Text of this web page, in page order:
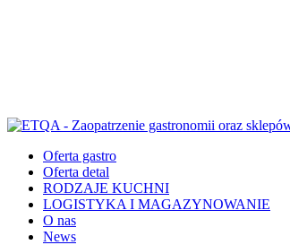
Oferta gastro
Oferta detal
RODZAJE KUCHNI
LOGISTYKA I MAGAZYNOWANIE
O nas
News